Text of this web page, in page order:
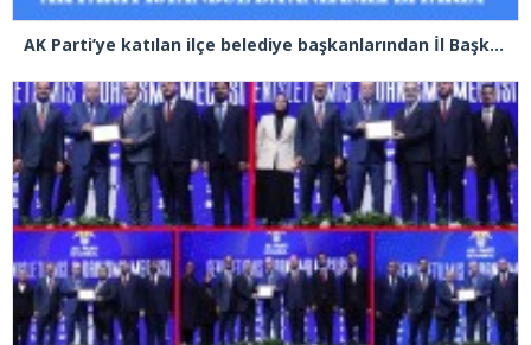
AK Parti’ye katılan ilçe belediye başkanlarından İl Başkanı Özdemir’e ziyaret